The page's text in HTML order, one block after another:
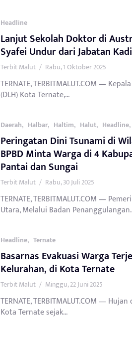
Headline
Lanjut Sekolah Doktor di
Syafei Undur dari Jabatan
Terbit Malut / Rabu, 1 Oktober 2025
TERNATE, TERBITMALUT.COM —
(DLH) Kota Ternate,...
Daerah, Halbar, Haltim, Halut, Headline,
Peringatan Dini Tsunami di
BPBD Minta Warga di 4
Pantai dan Sungai
Terbit Malut / Rabu, 30 Juli 2025
TERNATE, TERBITMALUT.COM —
Utara, Melalui Badan
Headline, Ternate
Basarnas Evakuasi Warga
Kelurahan, di Kota Ternate
Terbit Malut / Minggu, 22 Juni 2025
TERNATE, TERBITMALUT.COM —
Kota Ternate sejak...